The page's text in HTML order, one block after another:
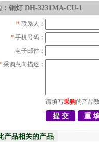
：铜灯 DH-3231MA-CU-1
* 联系人：
* 手机号码：
电子邮件：
采购意向描述：
请填写采购的产品
产品相关的产品